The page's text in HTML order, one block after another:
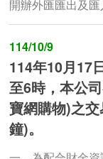
開辦外匯匯出及
114/10/9
114年10月17
至6時，本公
寶網購物)之
鐘)。